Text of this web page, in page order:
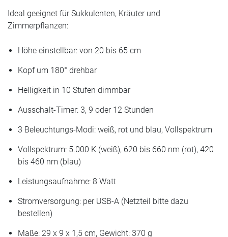
Ideal geeignet für Sukkulenten, Kräuter und
Zimmerpflanzen:
Höhe einstellbar: von 20 bis 65 cm
Kopf um 180° drehbar
Helligkeit in 10 Stufen dimmbar
Ausschalt-Timer: 3, 9 oder 12 Stunden
3 Beleuchtungs-Modi: weiß, rot und blau, Vollspektrum
Vollspektrum: 5.000 K (weiß), 620 bis 660 nm (rot), 420
bis 460 nm (blau)
Leistungsaufnahme: 8 Watt
Stromversorgung: per USB-A (Netzteil bitte dazu
bestellen)
Maße: 29 x 9 x 1,5 cm, Gewicht: 370 g